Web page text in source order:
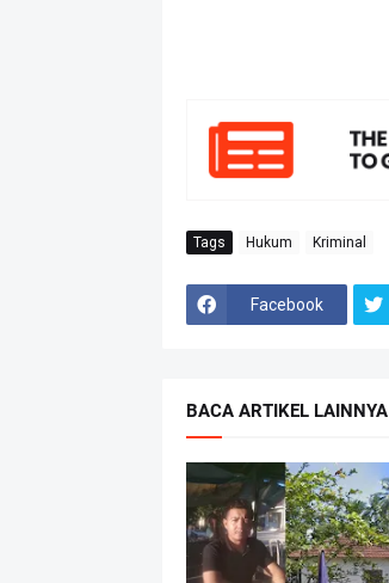
Tags Hukum Kriminal
Facebook
BACA ARTIKEL LAINNYA